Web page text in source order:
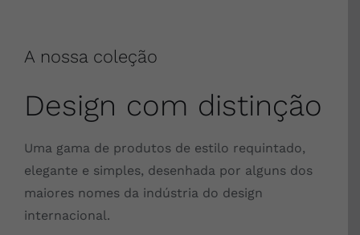
A nossa coleção
Design com distinção
Uma gama de produtos de estilo requintado,
elegante e simples, desenhada por alguns dos
maiores nomes da indústria do design
internacional.